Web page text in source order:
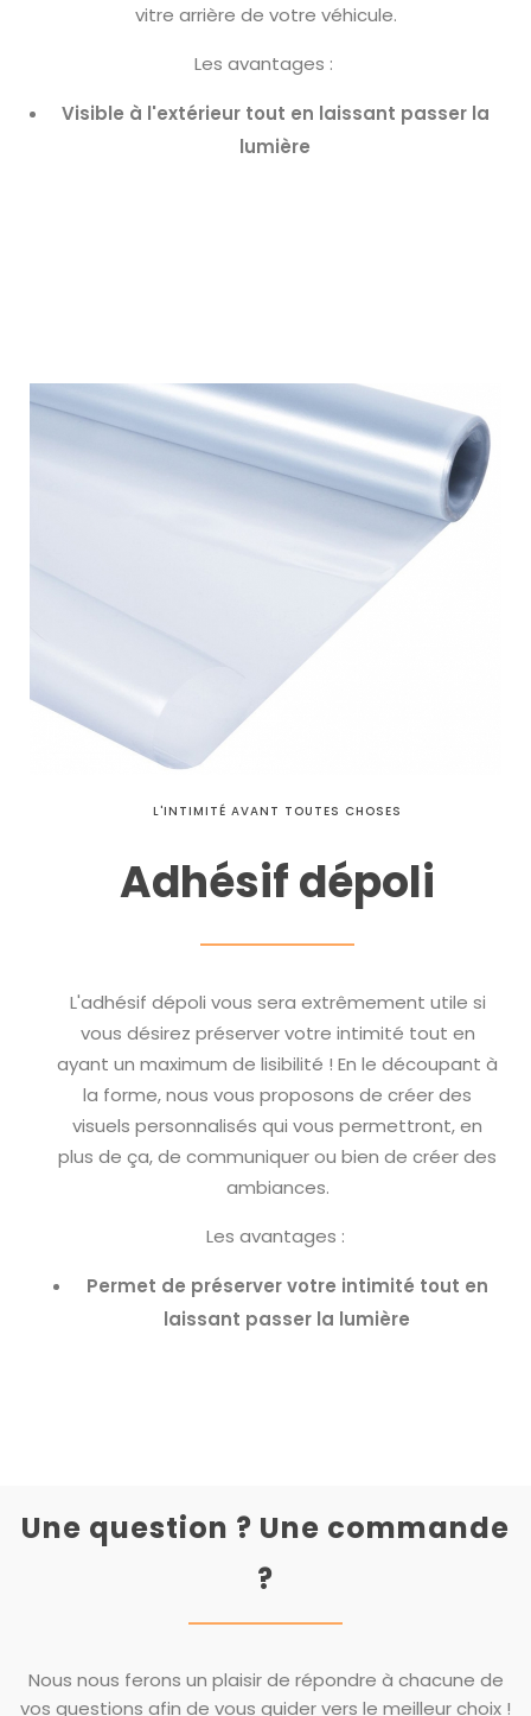
vitre arrière de votre véhicule.
Les avantages :
Visible à l'extérieur tout en laissant passer la
lumière
L'INTIMITÉ AVANT TOUTES CHOSES
Adhésif dépoli
L'adhésif dépoli vous sera extrêmement utile si
vous désirez préserver votre intimité tout en
ayant un maximum de lisibilité ! En le découpant à
la forme, nous vous proposons de créer des
visuels personnalisés qui vous permettront, en
plus de ça, de communiquer ou bien de créer des
ambiances.
Les avantages :
Permet de préserver votre intimité tout en
laissant passer la lumière
Une question ? Une commande
?
Nous nous ferons un plaisir de répondre à chacune de
vos questions afin de vous guider vers le meilleur choix !